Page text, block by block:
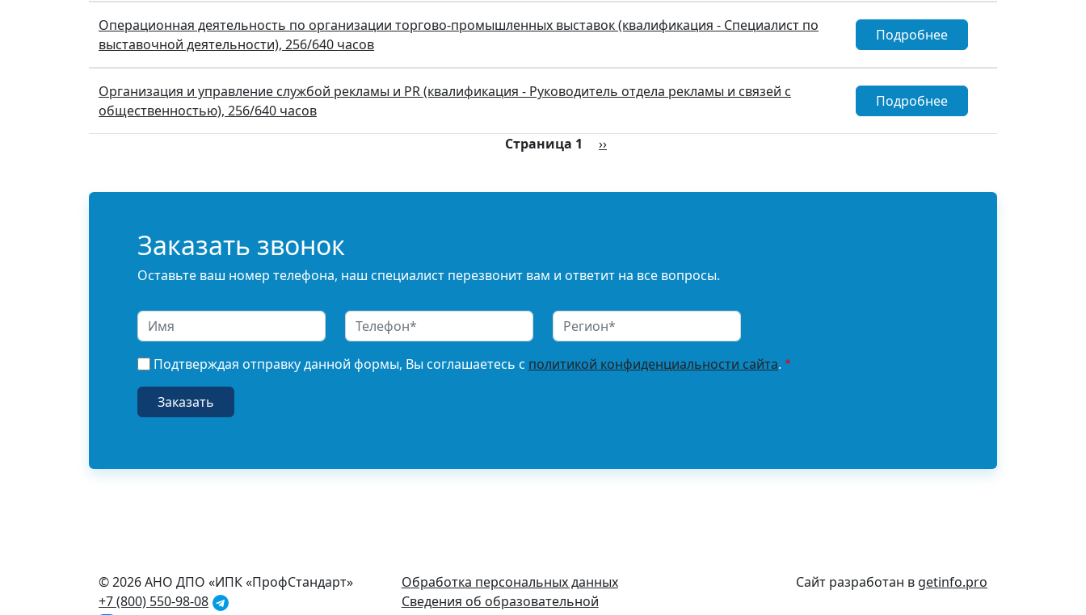
Операционная деятельность по организации торгово-промышленных выставок (квалификация - Специалист по
выставочной деятельности), 256/640 часов
Подробнее
Организация и управление службой рекламы и PR (квалификация - Руководитель отдела рекламы и связей с
общественностью), 256/640 часов
Подробнее
Нумерация страниц Страница 1 Следующая страница
››
Заказать звонок
Оставьте ваш номер телефона, наш специалист перезвонит вам и ответит на все вопросы.
Подтверждая отправку данной формы, Вы соглашаетесь с политикой конфиденциальности сайта.
© 2026 АНО ДПО «ИПК «ПрофСтандарт»
+7 (800) 550-98-08
Обработка персональных данных
Сведения об образовательной
Сайт разработан в getinfo.pro